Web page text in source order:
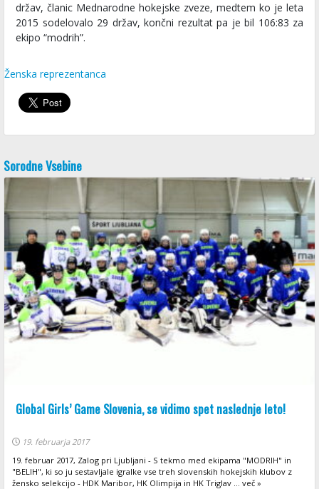
držav, članic Mednarodne hokejske zveze, medtem ko je leta
2015 sodelovalo 29 držav, končni rezultat pa je bil 106:83 za
ekipo “modrih”.
Ženska reprezentanca
Sorodne Vsebine
Global Girls’ Game Slovenia, se vidimo spet naslednje leto!
19. februarja 2017
19. februar 2017, Zalog pri Ljubljani - S tekmo med ekipama "MODRIH" in
"BELIH", ki so ju sestavljale igralke vse treh slovenskih hokejskih klubov z
žensko selekcijo - HDK Maribor, HK Olimpija in HK Triglav ... več »